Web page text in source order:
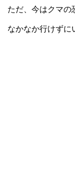
ただ、今はクマの
なかなか行けずに